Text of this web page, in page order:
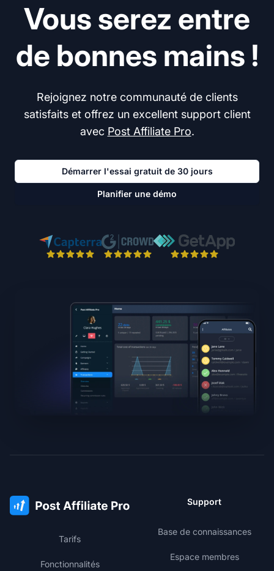
Vous serez entre
de bonnes mains !
Rejoignez notre communauté de clients
satisfaits et offrez un excellent support client
avec Post Affiliate Pro.
Démarrer l'essai gratuit de 30 jours
Planifier une démo
Tarifs
Fonctionnalités
Support
Base de connaissances
Espace membres